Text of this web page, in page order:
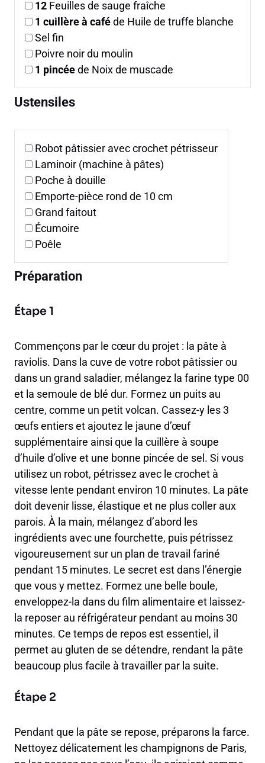
12 Feuilles de sauge fraîche
1 cuillère à caféde Huile de truffe blanche
Sel fin
Poivre noir du moulin
1 pincéede Noix de muscade
Ustensiles
Robot pâtissier avec crochet pétrisseur
Laminoir (machine à pâtes)
Poche à douille
Emporte-pièce rond de 10 cm
Grand faitout
Écumoire
Poêle
Préparation
Étape 1
Commençons par le cœur du projet : la pâte à
raviolis. Dans la cuve de votre robot pâtissier ou
dans un grand saladier, mélangez la farine type 00
et la semoule de blé dur. Formez un puits au
centre, comme un petit volcan. Cassez-y les 3
œufs entiers et ajoutez le jaune d’œuf
supplémentaire ainsi que la cuillère à soupe
d’huile d’olive et une bonne pincée de sel. Si vous
utilisez un robot, pétrissez avec le crochet à
vitesse lente pendant environ 10 minutes. La pâte
doit devenir lisse, élastique et ne plus coller aux
parois. À la main, mélangez d’abord les
ingrédients avec une fourchette, puis pétrissez
vigoureusement sur un plan de travail fariné
pendant 15 minutes. Le secret est dans l’énergie
que vous y mettez. Formez une belle boule,
enveloppez-la dans du film alimentaire et laissez-
la reposer au réfrigérateur pendant au moins 30
minutes. Ce temps de repos est essentiel, il
permet au gluten de se détendre, rendant la pâte
beaucoup plus facile à travailler par la suite.
Étape 2
Pendant que la pâte se repose, préparons la farce.
Nettoyez délicatement les champignons de Paris,